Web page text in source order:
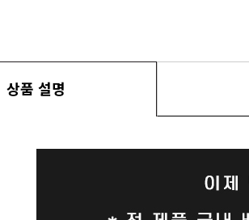
상품 설명